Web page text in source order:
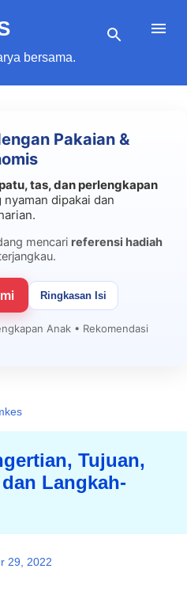
konten utama
bersama.
Pakaian &
tas, dan perlengkapan
nyaman dipakai dan
mencari referensi hadiah
Ringkasan Isi
Anak • Rekomendasi
Tujuan,
Langkah-
29, 2022